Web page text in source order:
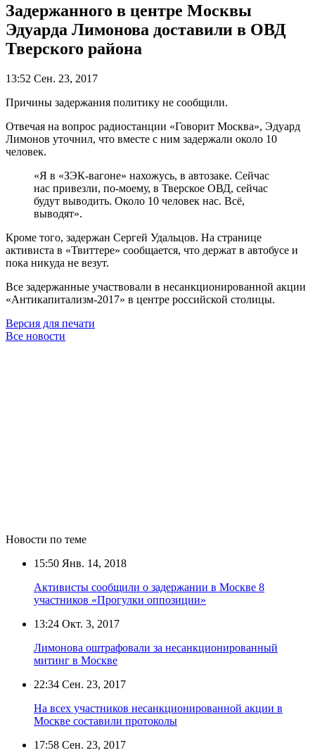
Задержанного в центре Москвы
Эдуарда Лимонова доставили в ОВД
Тверского района
13:52 Сен. 23, 2017
Причины задержания политику не сообщили.
Отвечая на вопрос радиостанции «Говорит Москва», Эдуард
Лимонов уточнил, что вместе с ним задержали около 10
человек.
«Я в «ЗЭК-вагоне» нахожусь, в автозаке. Сейчас
нас привезли, по-моему, в Тверское ОВД, сейчас
будут выводить. Около 10 человек нас. Всё,
выводят».
Кроме того, задержан Сергей Удальцов. На странице
активиста в «Твиттере» сообщается, что держат в автобусе и
пока никуда не везут.
Все задержанные участвовали в несанкционированной акции
«Антикапитализм-2017» в центре российской столицы.
Версия для печати
Все новости
Новости по теме
15:50 Янв. 14, 2018
Активисты сообщили о задержании в Москве 8
участников «Прогулки оппозиции»
13:24 Окт. 3, 2017
Лимонова оштрафовали за несанкционированный
митинг в Москве
22:34 Сен. 23, 2017
На всех участников несанкционированной акции в
Москве составили протоколы
17:58 Сен. 23, 2017